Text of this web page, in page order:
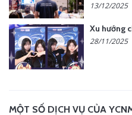
13/12/2025
28/11/2025
MỘT SỐ DỊCH VỤ CỦA